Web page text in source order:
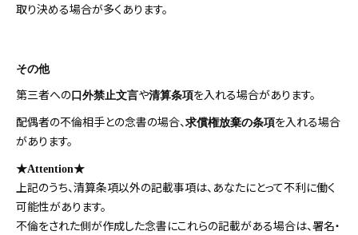
取り決める場合が多くあります。
その他
第三者への 口外禁止文言や清算条項を入れる場合があります。
配偶者の不倫相手との念書の場合、求償権放棄の条項を入れる場合
があります。
★Attention★
上記のうち、清算条項以外の記載事項は、あなたにとって不利に働く
可能性があります。
不倫をされた側が作成した念書にこれらの記載がある場合は、署名・